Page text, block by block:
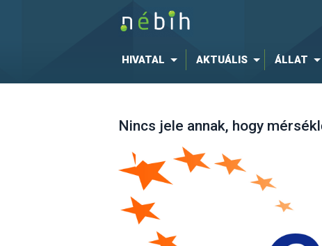
HIVATAL AKTUÁLIS ÁLLAT
Nincs jele annak, hogy